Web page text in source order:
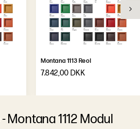
Montana 1113 Reol
7.842,00 DKK
-Montana 1112 Modul